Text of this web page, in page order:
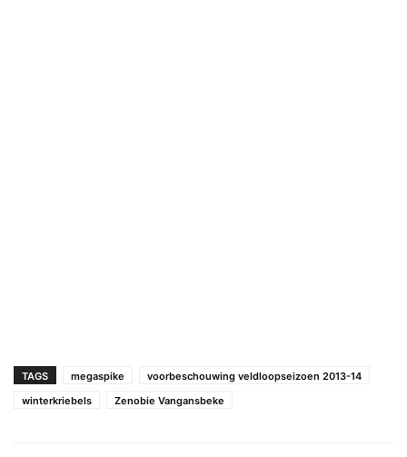
TAGS megaspike
voorbeschouwing veldloopseizoen 2013-14
winterkriebels
Zenobie Vangansbeke